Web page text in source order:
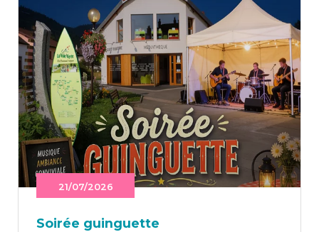
21/07/2026
Soi­rée guinguette